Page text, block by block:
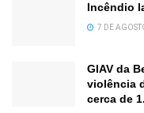
Incêndio
7 DE
GIAV da
violência
cerca de